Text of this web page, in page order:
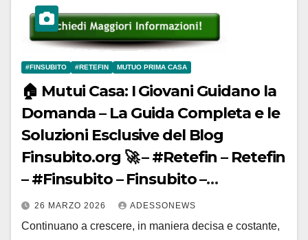
#FINSUBITO #RETEFIN MUTUO PRIMA CASA
🏠 Mutui Casa: I Giovani Guidano la
Domanda – La Guida Completa e le
Soluzioni Esclusive del Blog
Finsubito.org 🚀 – #Retefin – Retefin
– #Finsubito – Finsubito –
#Adessonews – #Adessonews –
#Finsubito – Adessonews
26 MARZO 2026 ADESSONEWS
Continuano a crescere, in maniera decisa e costante,